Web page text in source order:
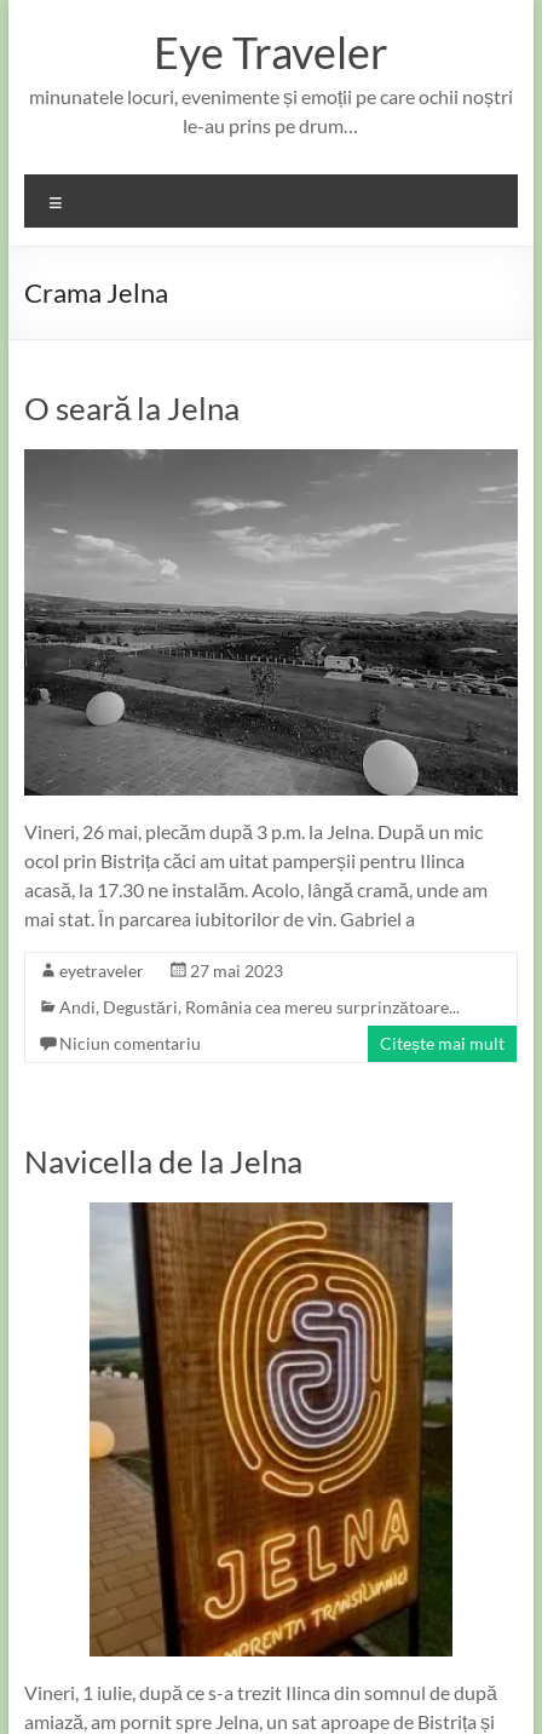
Eye Traveler
minunatele locuri, evenimente și emoții pe care ochii noștri
le-au prins pe drum…
Crama Jelna
O seară la Jelna
Vineri, 26 mai, plecăm după 3 p.m. la Jelna. După un mic
ocol prin Bistrița căci am uitat pamperșii pentru Ilinca
acasă, la 17.30 ne instalăm. Acolo, lângă cramă, unde am
mai stat. În parcarea iubitorilor de vin. Gabriel a
eyetraveler
27 mai 2023
Andi, Degustări, România cea mereu surprinzătoare...
Niciun comentariu
Citește mai mult
Navicella de la Jelna
Vineri, 1 iulie, după ce s-a trezit Ilinca din somnul de după
amiază, am pornit spre Jelna, un sat aproape de Bistrița și